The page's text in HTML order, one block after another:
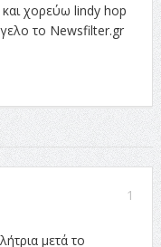
χορεύω lindy hop
το Newsfilter.gr
1
μετά το